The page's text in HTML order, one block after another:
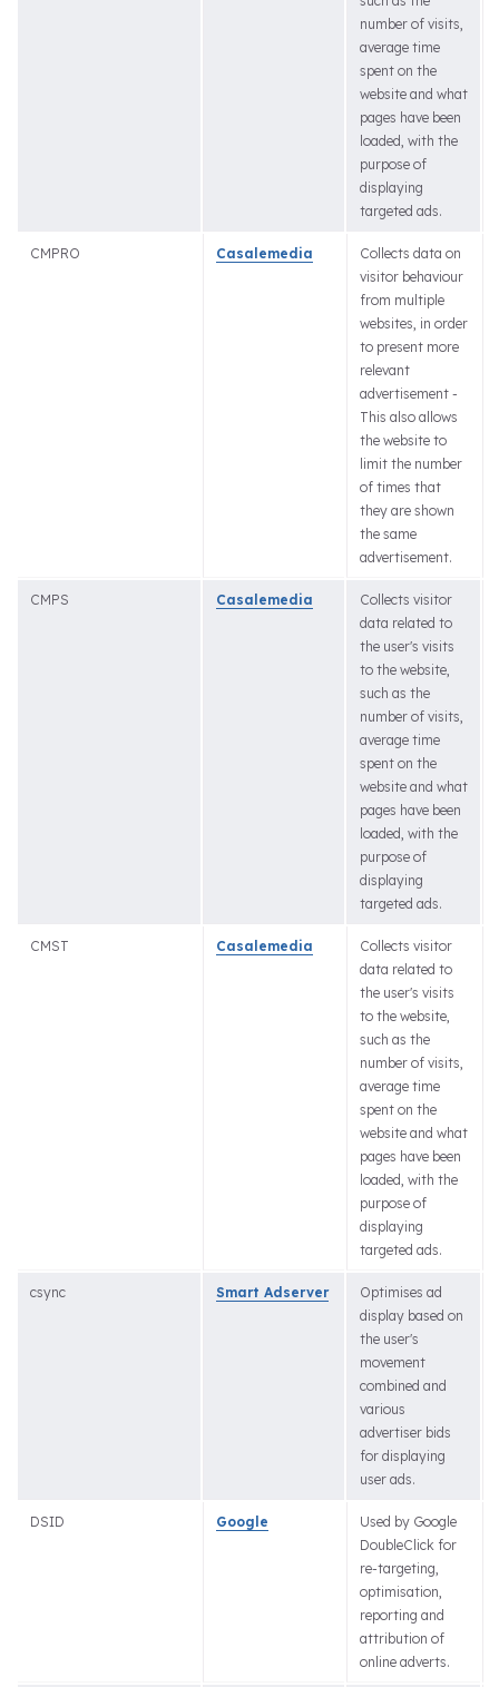
number of visits,
average time
spent on the
website and what
pages have been
loaded, with the
purpose of
displaying
targeted ads.
CMPRO Casalemedia
Collects data on
visitor behaviour
from multiple
websites, in order
to present more
relevant
advertisement -
This also allows
the website to
limit the number
of times that
they are shown
the same
advertisement.
CMPS Casalemedia
Collects visitor
data related to
the user's visits
to the website,
such as the
number of visits,
average time
spent on the
website and what
pages have been
loaded, with the
purpose of
displaying
targeted ads.
CMST Casalemedia
Collects visitor
data related to
the user's visits
to the website,
such as the
number of visits,
average time
spent on the
website and what
pages have been
loaded, with the
purpose of
displaying
targeted ads.
csync Smart Adserver
Optimises ad
display based on
the user's
movement
combined and
various
advertiser bids
for displaying
user ads.
DSID Google
Used by Google
DoubleClick for
re-targeting,
optimisation,
reporting and
attribution of
online adverts.